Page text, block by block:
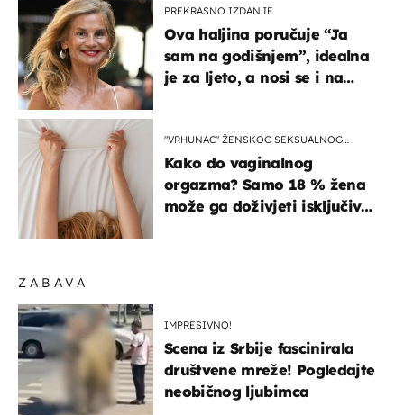
ZABAVA
IMPRESIVNO!
Scena iz Srbije fascinirala
društvene mreže! Pogledajte
neobičnog ljubimca
PREKRASNO IZDANJE
Ova haljina poručuje “Ja
sam na godišnjem”, idealna
je za ljeto, a nosi se i na
"VRHUNAC" ŽENSKOG SEKSUALNOG
Kako do vaginalnog
orgazma? Samo 18 % žena
može ga doživjeti isključivo